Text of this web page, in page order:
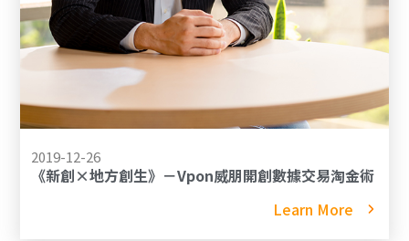
2019-12-26
《新創×地方創生》－Vpon威朋開創數據交易淘金術
Learn More